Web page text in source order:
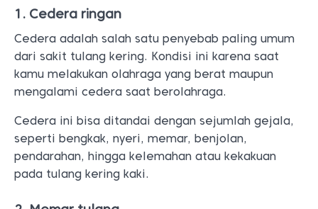
1. Cedera ringan
Cedera adalah salah satu penyebab paling umum
dari sakit tulang kering. Kondisi ini karena saat
kamu melakukan olahraga yang berat maupun
mengalami cedera saat berolahraga.
Cedera ini bisa ditandai dengan sejumlah gejala,
seperti bengkak, nyeri, memar, benjolan,
pendarahan, hingga kelemahan atau kekakuan
pada tulang kering kaki.